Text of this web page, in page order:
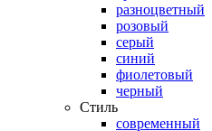
разноцветный
розовый
серый
синий
фиолетовый
черный
Стиль
современный